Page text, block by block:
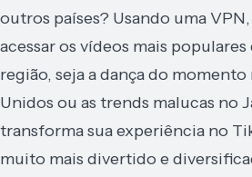
outros países? Usando uma
acessar os vídeos mais
região, seja a dança do momento
Unidos ou as trends malucas no
transforma sua experiência no
muito mais divertido e